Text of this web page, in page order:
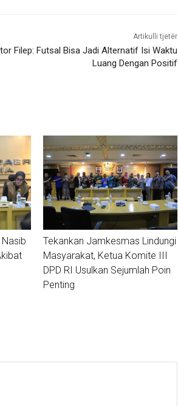
Artikulli tjetër
Filep: Futsal Bisa Jadi Alternatif Isi Waktu
Luang Dengan Positif
Tekankan Jamkesmas Lindungi
Masyarakat, Ketua Komite III
DPD RI Usulkan Sejumlah Poin
Penting